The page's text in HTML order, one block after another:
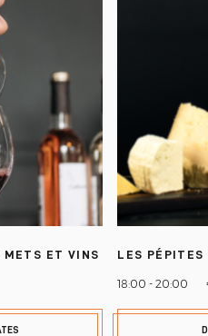
METS ET VINS LES PÉPITES
18:00 - 20:00